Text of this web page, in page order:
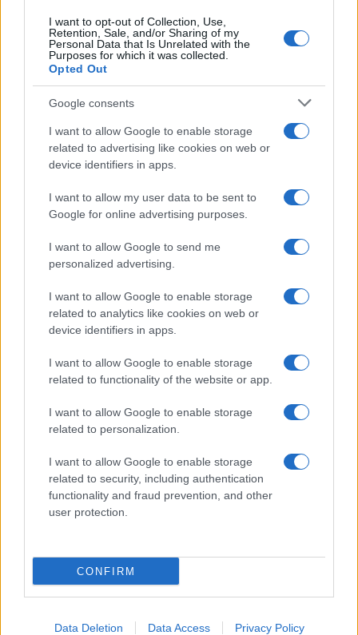
I want to opt-out of Collection, Use,
Retention, Sale, and/or Sharing of my
Personal Data that Is Unrelated with the
Purposes for which it was collected.
Opted Out
Google consents
I want to allow Google to enable storage
related to advertising like cookies on web or
device identifiers in apps.
I want to allow my user data to be sent to
Google for online advertising purposes.
I want to allow Google to send me
personalized advertising.
I want to allow Google to enable storage
related to analytics like cookies on web or
device identifiers in apps.
I want to allow Google to enable storage
related to functionality of the website or app.
I want to allow Google to enable storage
related to personalization.
I want to allow Google to enable storage
related to security, including authentication
functionality and fraud prevention, and other
user protection.
CONFIRM
Data Deletion Data Access Privacy Policy
Ακολουθείστε το iPaideia.gr στο Google News
Ειδήσεις
στοiPaideia.gr
TAGS: BULLYING ΒΙΑ